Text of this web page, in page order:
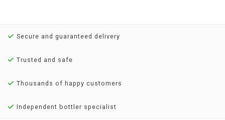
Secure and guaranteed delivery
Trusted and safe
Thousands of happy customers
Independent bottler specialist